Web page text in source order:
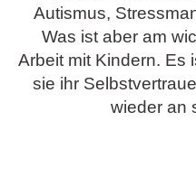
Autismus,
Was ist aber am
Arbeit mit Kindern. Es
sie ihr
wieder an